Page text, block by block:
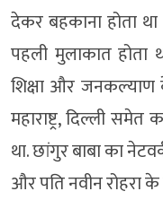
देकर बहकाना होता
पहली मुलाकात होता
शिक्षा और जनकल्याण
महाराष्ट्र, दिल्ली
था. छांगुर बाबा का
और पति नवीन रोहरा